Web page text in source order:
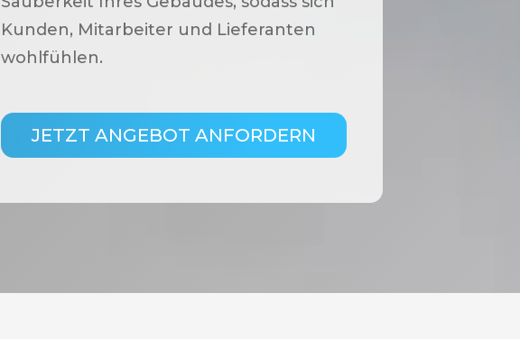
Kunden, Mitarbeiter und Lieferanten
wohlfühlen.
JETZT ANGEBOT ANFORDERN